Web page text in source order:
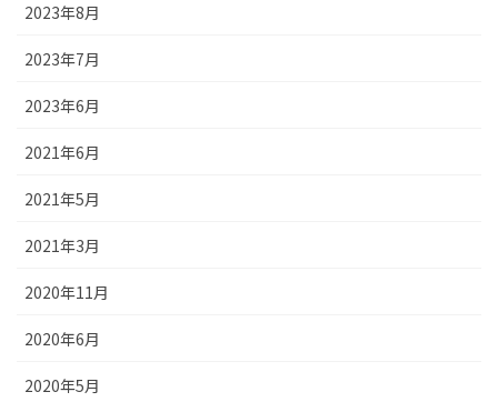
2023年8月
2023年7月
2023年6月
2021年6月
2021年5月
2021年3月
2020年11月
2020年6月
2020年5月